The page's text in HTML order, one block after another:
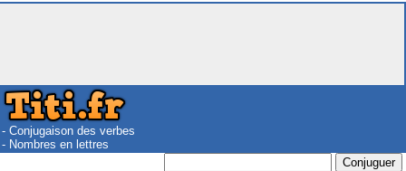
- Conjugaison des verbes
- Nombres en lettres